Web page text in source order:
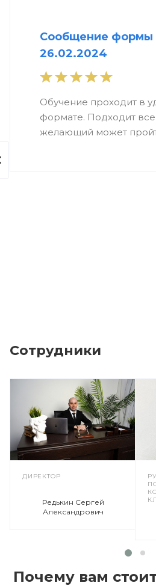
Сообщение формы
26.02.2024
Обучение проходит в
формате. Подходит
желающий может
Сотрудники
ДИРЕКТОР
Редькин Сергей
Александрович
Почему вам